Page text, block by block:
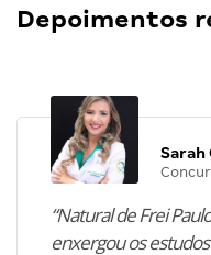
Depoimentos
Sarah
“Natural de Frei
enxergou os